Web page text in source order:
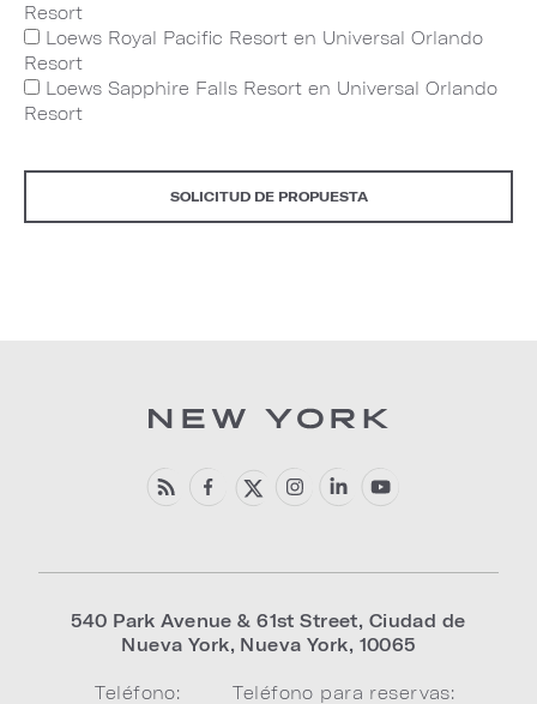
Resort
Loews Royal Pacific Resort en Universal Orlando
Resort
Loews Sapphire Falls Resort en Universal Orlando
Resort
SOLICITUD DE PROPUESTA
540 Park Avenue & 61st Street, Ciudad de
Nueva York, Nueva York, 10065
Teléfono:
Teléfono para reservas: